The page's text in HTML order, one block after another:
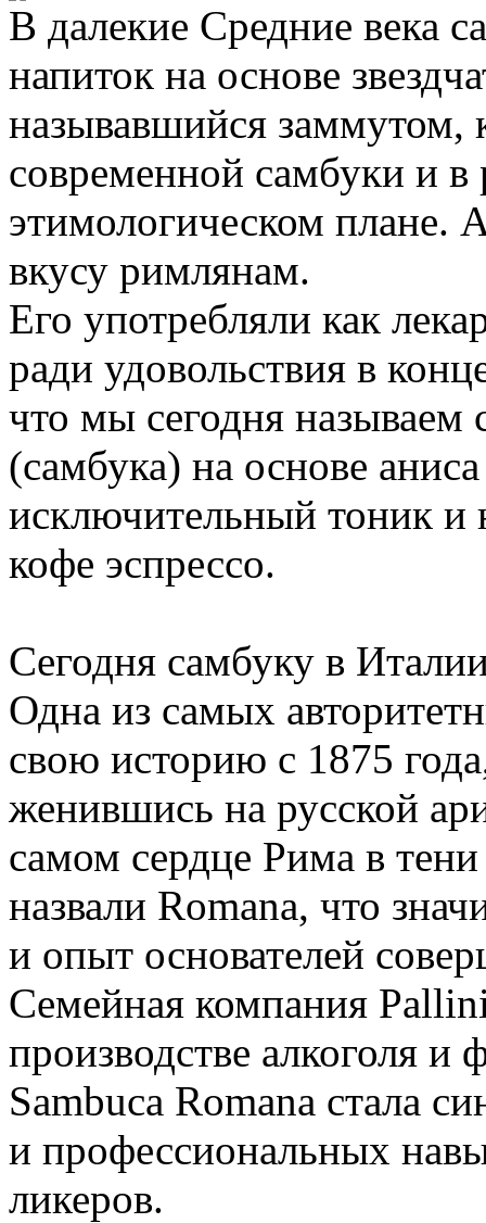
В далекие Средние века
напиток на основе
называвшийся заммутом,
современной самбуки и в
этимологическом плане.
вкусу римлянам.
Его употребляли как
ради удовольствия в
что мы сегодня называем
(самбука) на основе
исключительный тоник и
кофе эспрессо.
Сегодня самбуку в
Одна из самых
свою историю с 1875
женившись на русской
самом сердце Рима в
назвали Romana, что
и опыт основателей
Семейная компания
производстве алкоголя
Sambuca Romana стала
и профессиональных
ликеров.